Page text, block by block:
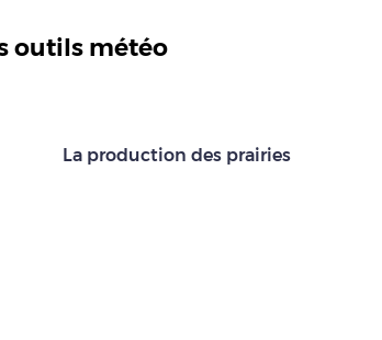
outils météo
La production des prairies